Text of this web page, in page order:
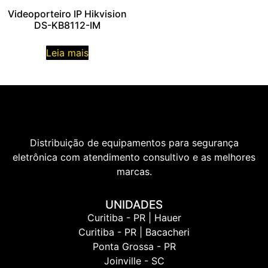
Videoporteiro IP Hikvision
DS-KB8112-IM
Leia mais
Distribuição de equipamentos para segurança
eletrônica com atendimento consultivo e as melhores
marcas.
UNIDADES
Curitiba - PR | Hauer
Curitiba - PR | Bacacheri
Ponta Grossa - PR
Joinville - SC